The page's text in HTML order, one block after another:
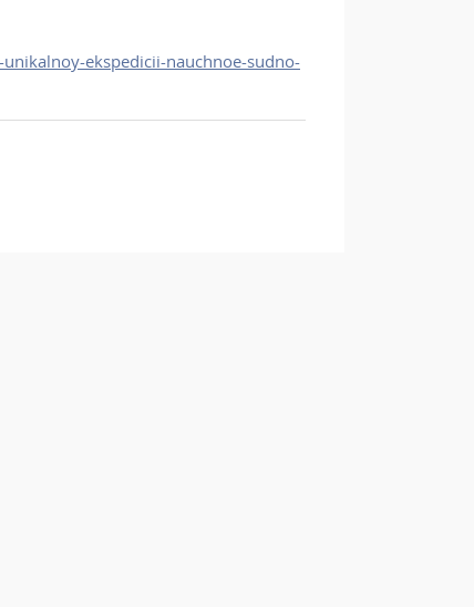
ekspedicii-nauchnoe-sudno-